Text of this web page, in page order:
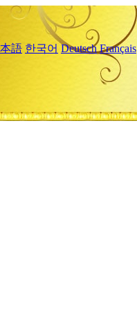
語 한국어 Deutsch Français